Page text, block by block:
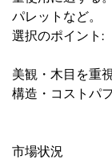
パレットなど。
選択のポイント:
美観・木目を重
構造・コストパ
市場状況